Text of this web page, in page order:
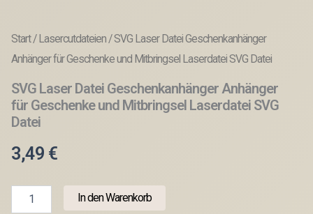
Start/Lasercutdateien/ SVG Laser Datei Geschenkanhänger
Anhänger für Geschenke und Mitbringsel Laserdatei SVG Datei
SVG Laser Datei Geschenkanhänger Anhänger
für Geschenke und Mitbringsel Laserdatei SVG
Datei
3,49 €
In den Warenkorb